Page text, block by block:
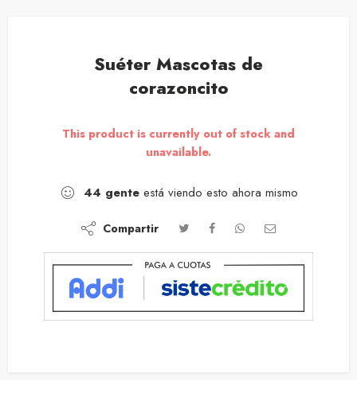
Suéter Mascotas de
corazoncito
This product is currently out of stock and
unavailable.
44 genteestá viendo esto ahora mismo
Compartir